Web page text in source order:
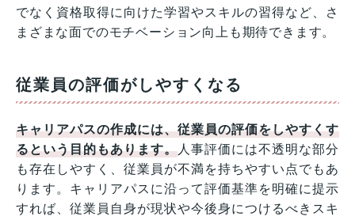
でなく資格取得に向けた学習やスキルの習得など、さ
まざまな面でのモチベーション向上も期待できます。
従業員の評価がしやすくなる
キャリアパスの作成には、従業員の評価をしやすくす
るという目的もあります。人事評価には不透明な部分
も存在しやすく、従業員が不満を持ちやすい点でもあ
ります。キャリアパスに沿って評価基準を明確に提示
すれば、従業員自身が現状や今後身につけるべきスキ